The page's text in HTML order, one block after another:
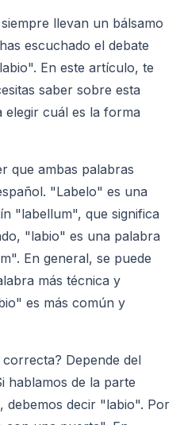
llevan un bálsamo
escuchado el debate
En este artículo, te
saber sobre esta
elegir cuál es la forma
que ambas palabras
"Labelo" es una
"labellum", que significa
"labio" es una palabra
En general, se puede
más técnica y
es más común y
Depende del
hablamos de la parte
debemos decir "labio". Por